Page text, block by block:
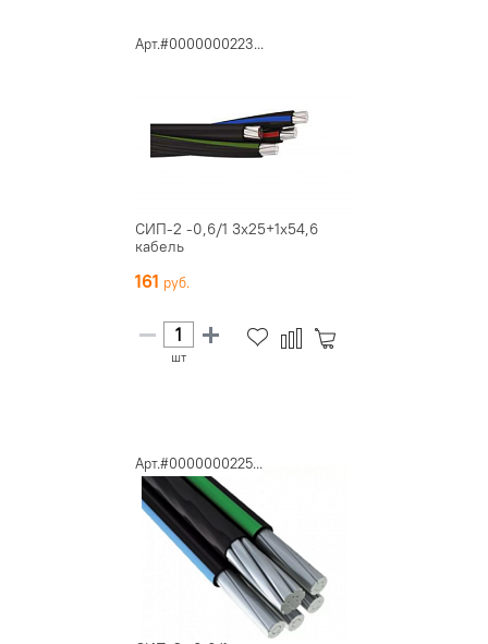
Арт.#0000000223...
СИП-2 -0,6/1 3х25+1х54,6
кабель
161
шт
Арт.#0000000225...